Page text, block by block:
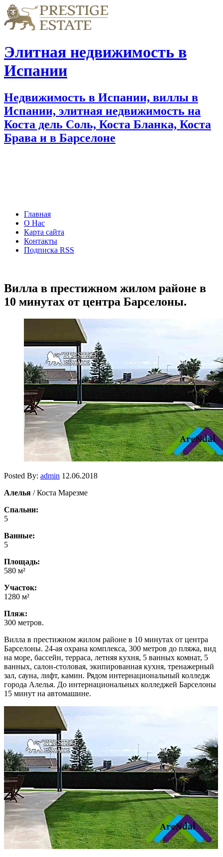
Элитная недвижимость в
Испании
Недвижимость в Испании, виллы в
Испании, элитная недвижимость на
Коста дель Соль, Коста Бланка, Коста
Брава и в Барселоне
Главная
О Нас
Карта сайта
Контакты
Подписка RSS
Вилла в престижном жилом районе в
10 минутах от центра Барселоны.
Posted By: admin 12.06.2018
Алелья / Коста Марезме
Спальни:
5
Ванные:
5
Площадь:
580 м²
Участок:
1280 м²
Пляж:
300 метров.
Вилла в престижном жилом районе в 10 минутах от центра
Барселоны. 24-ая охрана комплекса, 300 метров до пляжа, вид
на море, бассейн, терраса, летняя кухня, 5 ванных комнат, 5
ванных, салон-столовая, экипированная кухня, тренажерный
зал, сауна, лифт, камин. Рядом интернациональный колледж
города Алелья. До интернациональных колледжей Барселоны
15 минут на автомашине.